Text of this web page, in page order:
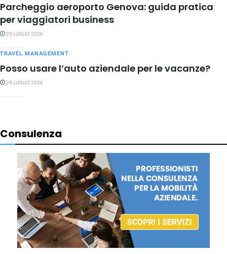
Parcheggio aeroporto Genova: guida pratica
per viaggiatori business
29 LUGLIO 2026
TRAVEL MANAGEMENT
Posso usare l’auto aziendale per le vacanze?
28 LUGLIO 2026
Consulenza